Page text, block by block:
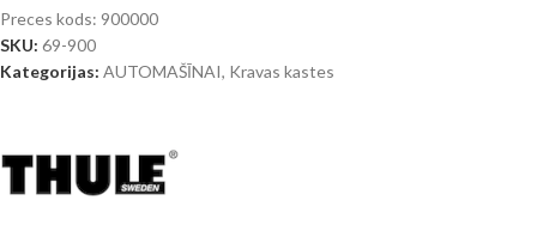
Preces kods: 900000
SKU: 69-900
Kategorijas: AUTOMAŠĪNAI, Kravas kastes